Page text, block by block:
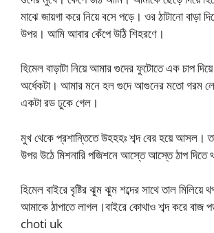
মাঝে জায়গা করে নিয়ে বসে পড়ে। ওর ঠাটানো বাড়া
উপর। আমি আবার কেঁপে উঠি শিহরণে।
হিমেল বাড়াটা নিয়ে আমার গুদের ফুটোতে এক চাপ
অর্ধেকটা। আমার মনে হল গুদে আগুনের মতো গরম
একটা রড ঢুকে গেল।
মুখ থেকে প্রশান্তিতে উহহহঃ শব্দ বের হয়ে আসল।
উপর উঠে মিশনারি পজিশনে আস্তে আস্তে ঠাপ দিতে
হিমেল বাইরে বৃষ্টির ঝুম ঝুম শব্দের সাথে তাল মিলিয়ে
আমাকে ঠাপাতে লাগল।বাইরে কোথাও শব্দ করে
choti uk